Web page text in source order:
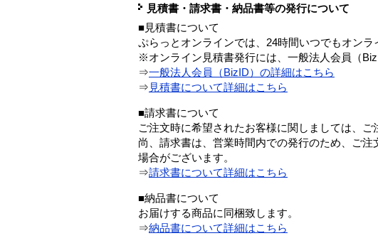
見積書・請求書・納品書等の発行について
■見積書について
ぷらっとオンラインでは、24時間いつでもオンラ
※オンライン見積書発行には、一般法人会員（
⇒一般法人会員（BizID）の詳細はこちら
⇒ 見積書について詳細はこちら
■請求書について
ご注文時に希望されたお客様に関しましては、ご
尚、請求書は、営業時間内での発行のため、ご
場合がございます。
⇒請求書について詳細はこちら
■納品書について
お届けする商品に同梱致します。
⇒納品書について詳細はこちら